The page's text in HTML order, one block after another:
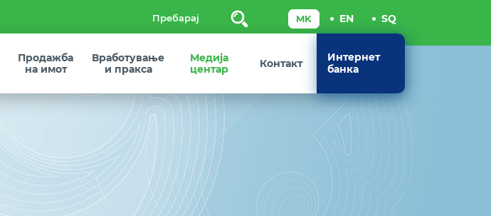
Пребарај
Продажба
на имот
Вработување
и пракса
Медија
центар
Контакт
Интернет
банка